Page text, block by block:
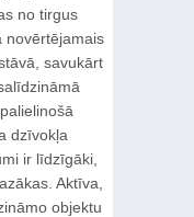
no tirgus
novērtējamais
savukārt
dzīvokļa
ir līdzīgāki,
Aktīva,
objektu